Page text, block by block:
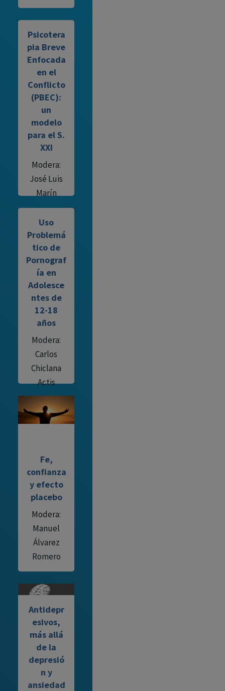
Psicotera
pia Breve
Enfocada
en el
Conflicto
(PBEC):
un
modelo
para el S.
XXI
Modera:
José Luis
Marín
Uso
Problemá
tico de
Pornograf
ía en
Adolesce
ntes de
12-18
años
Modera:
Carlos
Chiclana
Actis
Fe,
confianza
y efecto
placebo
Modera:
Manuel
Álvarez
Romero
Antidepr
esivos,
más allá
de la
depresió
n y
ansiedad